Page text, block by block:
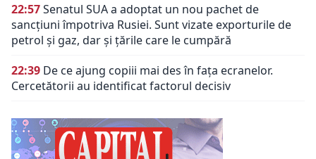
22:57Senatul SUA a adoptat un nou pachet de
sancțiuni împotriva Rusiei. Sunt vizate exporturile de
petrol și gaz, dar și țările care le cumpără
22:39 De ce ajung copiii mai des în fața ecranelor.
Cercetătorii au identificat factorul decisiv